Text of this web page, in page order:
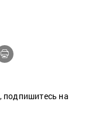
подпишитесь на